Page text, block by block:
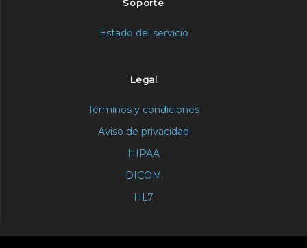
Soporte
Estado del servicio
Legal
Términos y condiciones
Aviso de privacidad
HIPAA
DICOM
HL7